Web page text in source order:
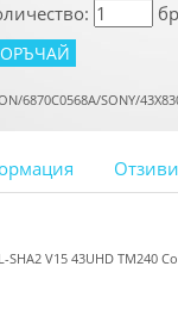
6870C0568A/SONY/
Отзиви
SHA2 V15 43UHD TM240